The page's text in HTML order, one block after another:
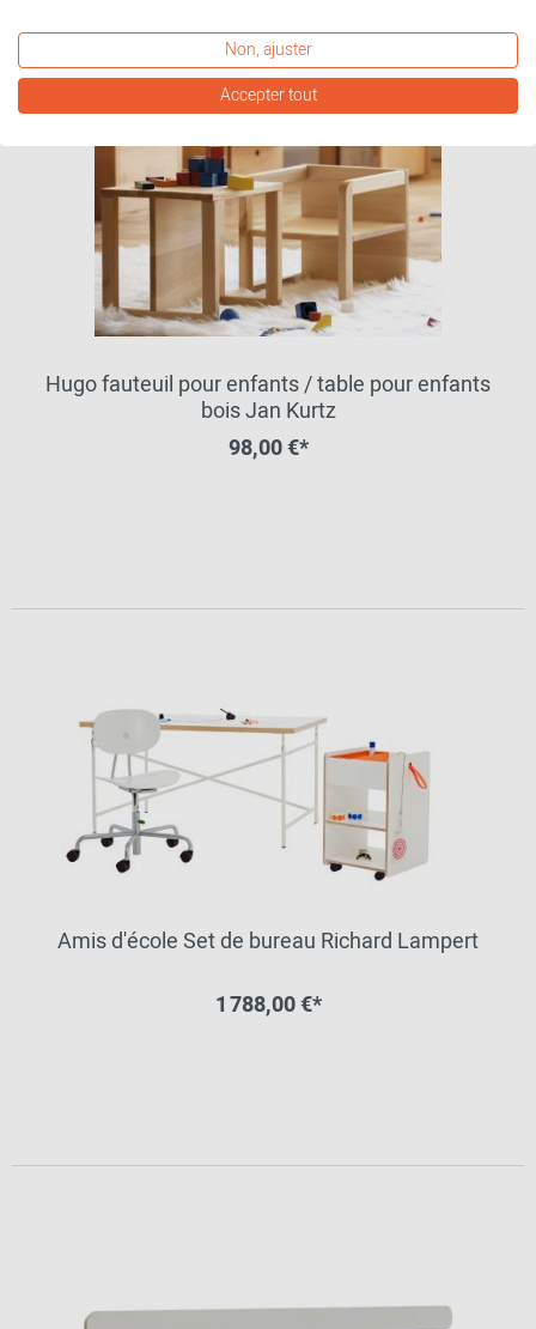
Hugo fauteuil pour enfants / table pour enfants
bois Jan Kurtz
98,00 €*
Amis d'école Set de bureau Richard Lampert
1 788,00 €*
Non, ajuster
Accepter tout